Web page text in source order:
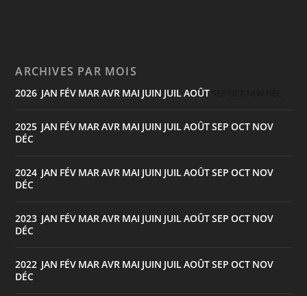
ARCHIVES PAR MOIS
2026 JAN FÉV MAR AVR MAI JUIN JUIL AOÛT
2025 JAN FÉV MAR AVR MAI JUIN JUIL AOÛTSEP OCT NOV
DÉC
2024 JAN FÉV MAR AVR MAI JUIN JUIL AOÛTSEP OCT NOV
DÉC
2023 JAN FÉV MAR AVR MAI JUIN JUIL AOÛTSEP OCT NOV
DÉC
2022 JAN FÉV MAR AVR MAI JUIN JUIL AOÛTSEP OCT NOV
DÉC